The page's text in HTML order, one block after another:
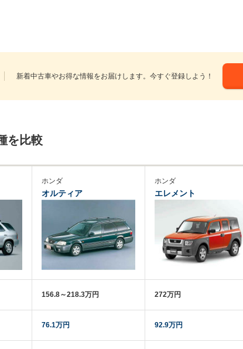
新着中古車やお得な情報をお届けします。今すぐ登録しよう！
を比較
ホンダ
オルティア
156.8～218.3万円
76.1万円
ホンダ
エレメント
272万円
92.9万円